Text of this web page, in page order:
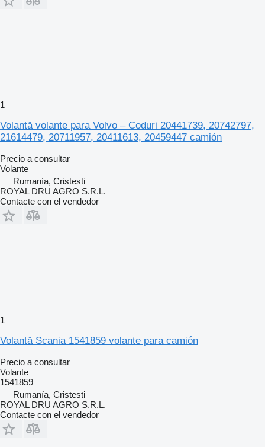
1
Volantă volante para Volvo – Coduri 20441739, 20742797,
21614479, 20711957, 20411613, 20459447 camión
Precio a consultar
Volante
Rumanía, Cristesti
ROYAL DRU AGRO S.R.L.
Contacte con el vendedor
1
Volantă Scania 1541859 volante para camión
Precio a consultar
Volante
1541859
Rumanía, Cristesti
ROYAL DRU AGRO S.R.L.
Contacte con el vendedor